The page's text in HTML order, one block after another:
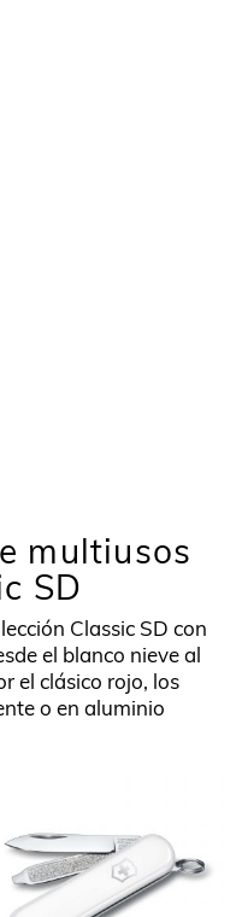
multiusos
SD
Classic SD con
el blanco nieve al
el clásico rojo, los
o en aluminio